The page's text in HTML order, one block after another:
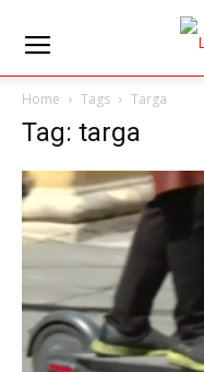
Home Tags Targa
Tag: targa